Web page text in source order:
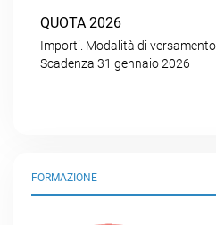
QUOTA 2026
Importi. Modalità di
Scadenza 31 gennaio 2026
FORMAZIONE